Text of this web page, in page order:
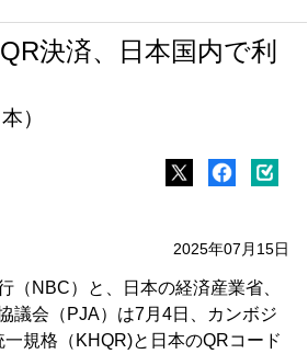
決済、日本国内で利
）
2025年07月15日
（NBC）と、日本の経済産業省、
議会（PJA）は7月4日、カンボジ
規格（KHQR)と日本のQRコード